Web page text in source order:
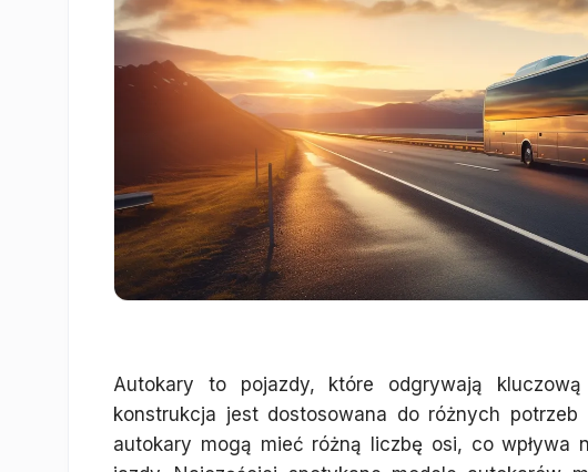
Autokary to pojazdy, które odgrywają
konstrukcja jest dostosowana do różnych
autokary mogą mieć różną liczbę osi, co wpływa